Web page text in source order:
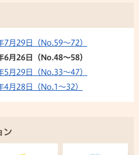
月29日（No.59～72）
月26日（No.48～58）
月29日（No.33～47）
月28日（No.1～32）
ン